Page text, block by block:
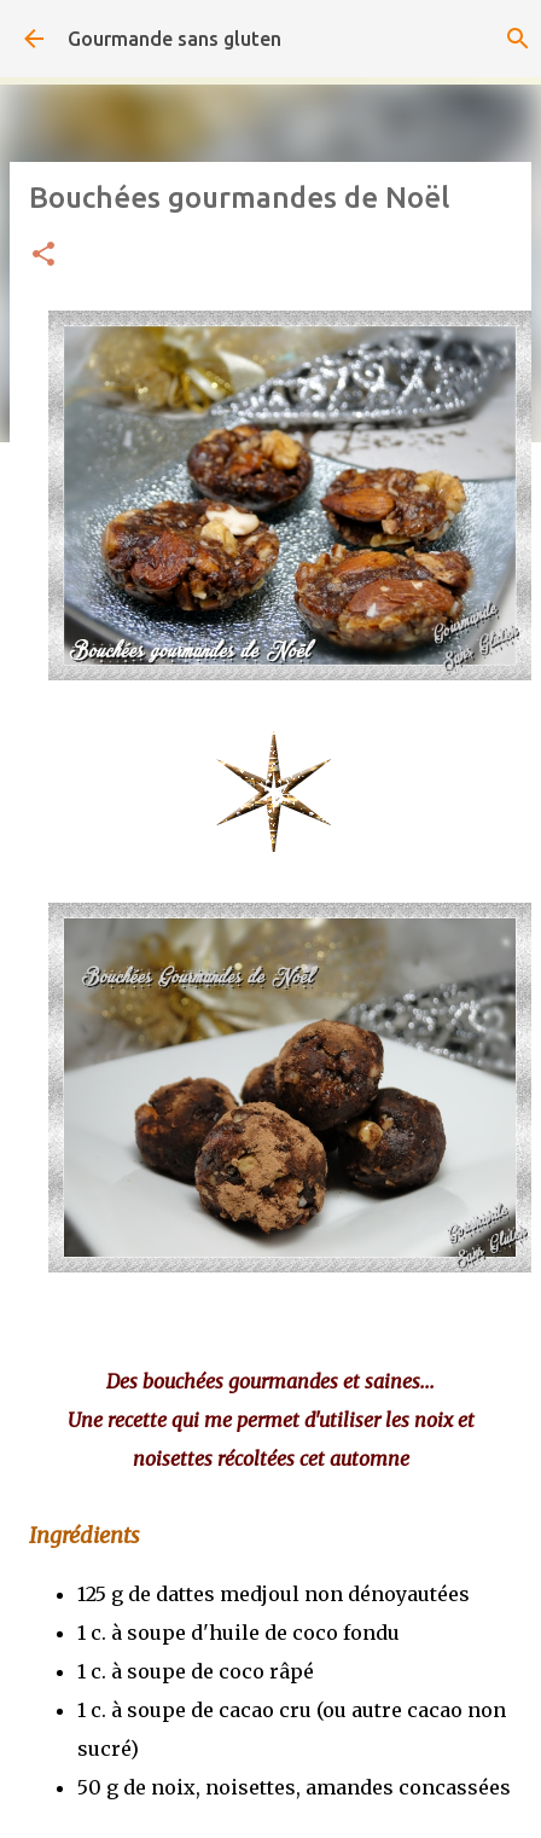
Accéder au contenu principal
Gourmande sans gluten
Bouchées gourmandes de Noël
Des bouchées gourmandes et saines...
Une recette qui me permet d'utiliser les noix et
noisettes récoltées cet automne
Ingrédients
125 g de dattes medjoul non dénoyautées
1 c. à soupe d'huile de coco fondu
1 c. à soupe de coco râpé
1 c. à soupe de cacao cru (ou autre cacao non
sucré)
50 g de noix, noisettes, amandes concassées